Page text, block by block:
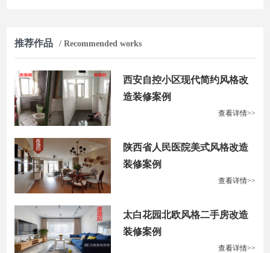
推荐作品 / Recommended works
西安自控小区现代简约风格改
造装修案例
查看详情>>
陕西省人民医院美式风格改造
装修案例
查看详情>>
太白花园北欧风格二手房改造
装修案例
查看详情>>